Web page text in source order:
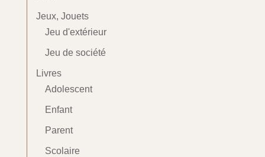
Jeux, Jouets
Jeu d'extérieur
Jeu de société
Livres
Adolescent
Enfant
Parent
Scolaire